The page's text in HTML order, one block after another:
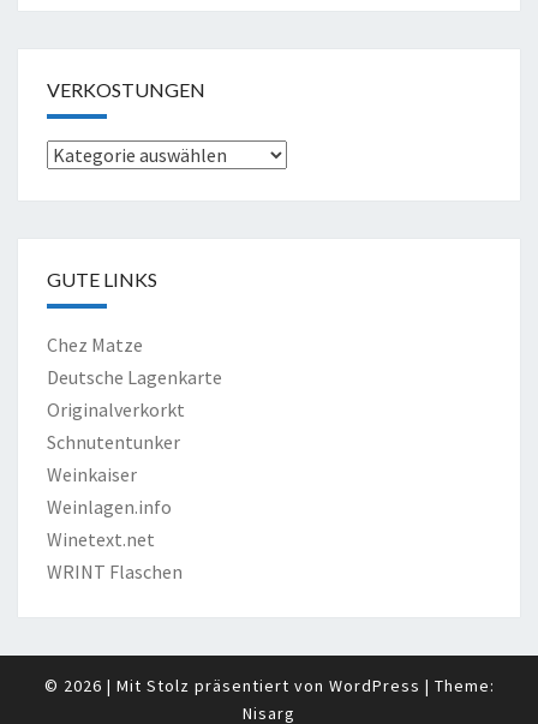
VERKOSTUNGEN
Verkostungen
GUTE LINKS
Chez Matze
Deutsche Lagenkarte
Originalverkorkt
Schnutentunker
Weinkaiser
Weinlagen.info
Winetext.net
WRINT Flaschen
© 2026 | Mit Stolz präsentiert von WordPress | Theme:
Nisarg